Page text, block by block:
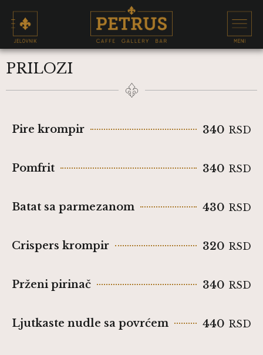
PRILOZI
Pire krompir 340 RSD
Pomfrit 340 RSD
Batat sa parmezanom 430 RSD
Crispers krompir 320 RSD
Prženi pirinač 340 RSD
Ljutkaste nudle sa povrćem 440 RSD